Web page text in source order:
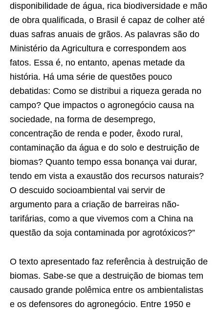
disponibilidade de água, rica biodiversidade e mão
de obra qualificada, o Brasil é capaz de colher até
duas safras anuais de grãos. As palavras são do
Ministério da Agricultura e correspondem aos
fatos. Essa é, no entanto, apenas metade da
história. Há uma série de questões pouco
debatidas: Como se distribui a riqueza gerada no
campo? Que impactos o agronegócio causa na
sociedade, na forma de desemprego,
concentração de renda e poder, êxodo rural,
contaminação da água e do solo e destruição de
biomas? Quanto tempo essa bonança vai durar,
tendo em vista a exaustão dos recursos naturais?
O descuido socioambiental vai servir de
argumento para a criação de barreiras não-
tarifárias, como a que vivemos com a China na
questão da soja contaminada por agrotóxicos?”
O texto apresentado faz referência à destruição de
biomas. Sabe-se que a destruição de biomas tem
causado grande polêmica entre os ambientalistas
e os defensores do agronegócio. Entre 1950 e